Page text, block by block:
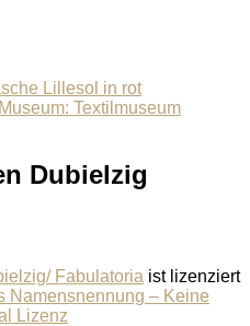
Lillesol in rot
Textilmuseum
Dubielzig
Fabulatoria ist lizenziert
Namensnennung – Keine
Lizenz